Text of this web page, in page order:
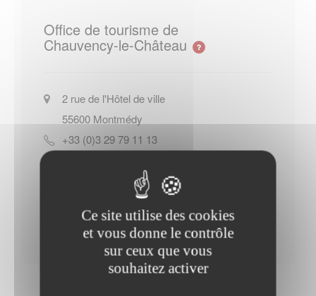
Office de tourisme de
Chauvency-le-Château
2 rue de l'Hôtel de ville
55600 Montmédy
+33 (0)3 29 79 11 13
de Chauvency-le-Château
Contacter l'office de tourisme
Ce site utilise des cookies
et vous donne le contrôle
sur ceux que vous
souhaitez activer